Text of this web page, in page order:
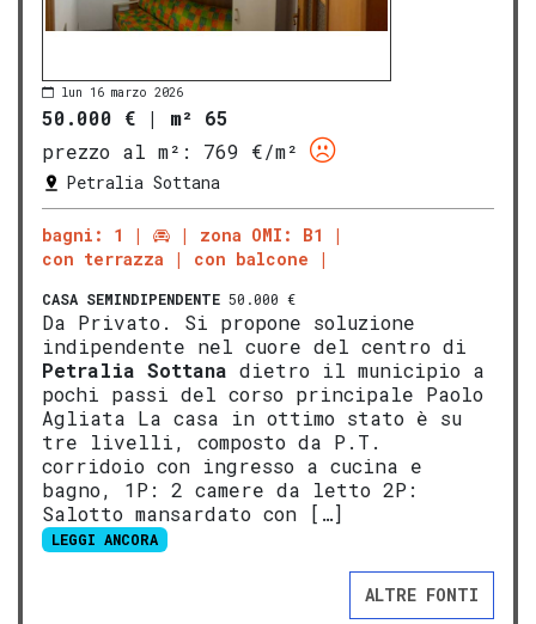
lun 16 marzo 2026
50.000 € | m² 65
prezzo al m²:
769 €/m²
Petralia Sottana
bagni: 1
zona OMI: B1
con terrazza
con balcone
CASA SEMINDIPENDENTE 50.000 €
Da Privato. Si propone soluzione
indipendente nel cuore del centro di
Petralia Sottana dietro il municipio a
pochi passi del corso principale Paolo
Agliata La casa in ottimo stato è su
tre livelli, composto da P.T.
corridoio con ingresso a cucina e
bagno, 1P: 2 camere da letto 2P:
Salotto mansardato con […]
LEGGI ANCORA
ALTRE FONTI